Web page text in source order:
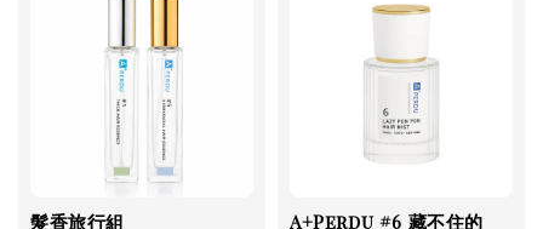
髮香旅行組
A+Perdu #6 藏不住的